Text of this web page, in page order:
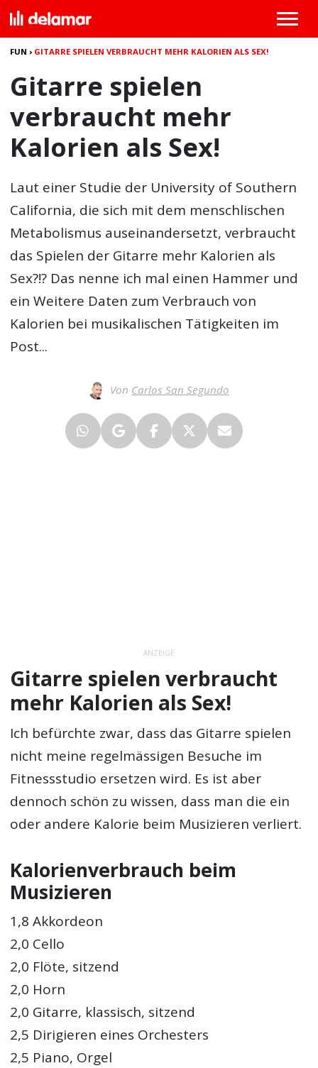
FUN › GITARRE SPIELEN VERBRAUCHT MEHR KALORIEN ALS SEX!
Gitarre spielen
verbraucht mehr
Kalorien als Sex!
Laut einer Studie der University of Southern
California, die sich mit dem menschlischen
Metabolismus auseinandersetzt, verbraucht
das Spielen der Gitarre mehr Kalorien als
Sex?!? Das nenne ich mal einen Hammer und
ein Weitere Daten zum Verbrauch von
Kalorien bei musikalischen Tätigkeiten im
Post...
Von Carlos San Segundo
ANZEIGE
Gitarre spielen verbraucht
mehr Kalorien als Sex!
Ich befürchte zwar, dass das Gitarre spielen
nicht meine regelmässigen Besuche im
Fitnessstudio ersetzen wird. Es ist aber
dennoch schön zu wissen, dass man die ein
oder andere Kalorie beim Musizieren verliert.
Kalorienverbrauch beim
Musizieren
1,8 Akkordeon
2,0 Cello
2,0 Flöte, sitzend
2,0 Horn
2,0 Gitarre, klassisch, sitzend
2,5 Dirigieren eines Orchesters
2,5 Piano, Orgel